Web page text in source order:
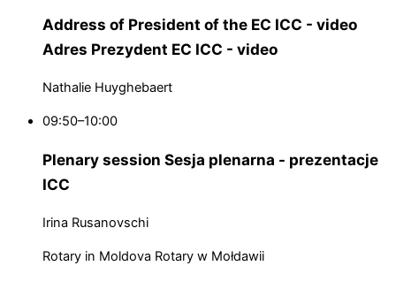
Address of President of the EC ICC - video
Adres Prezydent EC ICC - video
Nathalie Huyghebaert
09:50–10:00
Plenary session Sesja plenarna - prezentacje
ICC
Irina Rusanovschi
Rotary in Moldova Rotary w Mołdawii